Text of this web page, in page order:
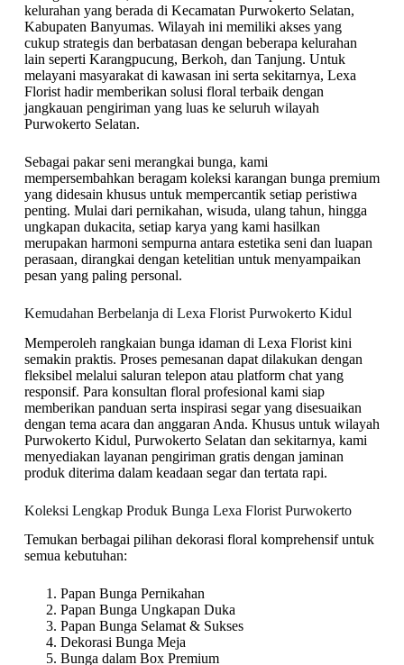
kelurahan yang berada di Kecamatan Purwokerto Selatan,
Kabupaten Banyumas. Wilayah ini memiliki akses yang
cukup strategis dan berbatasan dengan beberapa kelurahan
lain seperti Karangpucung, Berkoh, dan Tanjung. Untuk
melayani masyarakat di kawasan ini serta sekitarnya, Lexa
Florist hadir memberikan solusi floral terbaik dengan
jangkauan pengiriman yang luas ke seluruh wilayah
Purwokerto Selatan.
Sebagai pakar seni merangkai bunga, kami
mempersembahkan beragam koleksi karangan bunga premium
yang didesain khusus untuk mempercantik setiap peristiwa
penting. Mulai dari pernikahan, wisuda, ulang tahun, hingga
ungkapan dukacita, setiap karya yang kami hasilkan
merupakan harmoni sempurna antara estetika seni dan luapan
perasaan, dirangkai dengan ketelitian untuk menyampaikan
pesan yang paling personal.
Kemudahan Berbelanja di Lexa Florist Purwokerto Kidul
Memperoleh rangkaian bunga idaman di Lexa Florist kini
semakin praktis. Proses pemesanan dapat dilakukan dengan
fleksibel melalui saluran telepon atau platform chat yang
responsif. Para konsultan floral profesional kami siap
memberikan panduan serta inspirasi segar yang disesuaikan
dengan tema acara dan anggaran Anda. Khusus untuk wilayah
Purwokerto Kidul, Purwokerto Selatan dan sekitarnya, kami
menyediakan layanan pengiriman gratis dengan jaminan
produk diterima dalam keadaan segar dan tertata rapi.
Koleksi Lengkap Produk Bunga Lexa Florist Purwokerto
Temukan berbagai pilihan dekorasi floral komprehensif untuk
semua kebutuhan:
Papan Bunga Pernikahan
Papan Bunga Ungkapan Duka
Papan Bunga Selamat & Sukses
Dekorasi Bunga Meja
Bunga dalam Box Premium